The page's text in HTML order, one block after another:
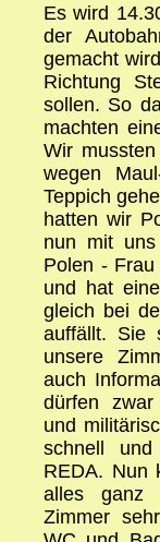
Es wird
der
gemacht
Richtung
sollen. So
machten
Wir
wegen
Teppich
hatten wir
nun mit
Polen -
und hat
gleich bei
auffällt. Sie
unsere
auch
dürfen
und
schnell
REDA. Nun
alles ganz
Zimmer